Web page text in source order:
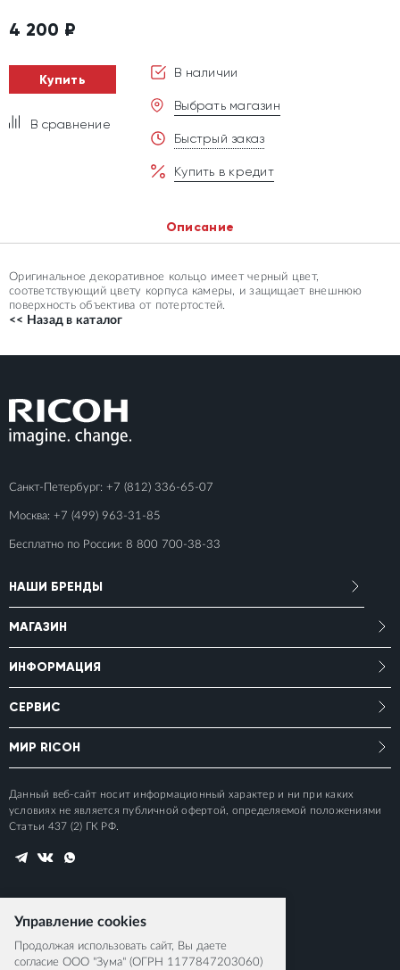
4 200 ₽
Купить
В сравнение
В наличии
Выбрать магазин
Быстрый заказ
Купить в кредит
Описание
Оригинальное декоративное кольцо имеет черный цвет,
соответствующий цвету корпуса камеры, и защищает внешнюю
поверхность объектива от потертостей.
<< Назад в каталог
Санкт-Петербург: +7 (812) 336-65-07
Москва: +7 (499) 963-31-85
Бесплатно по России: 8 800 700-38-33
НАШИ БРЕНДЫ
МАГАЗИН
ИНФОРМАЦИЯ
СЕРВИС
МИР RICOH
Данный веб-сайт носит информационный характер и ни при каких
условиях не является публичной офертой, определяемой положениями
Статьи 437 (2) ГК РФ.
Управление cookies
Продолжая использовать сайт, Вы даете
согласие ООО "Зума" (ОГРН 1177847203060)